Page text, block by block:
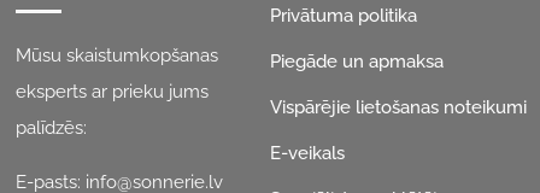
konsultācija?
Mūsu skaistumkopšanas
eksperts ar prieku jums
palīdzēs:
Privātuma politika
Piegāde un apmaksa
Vispārējie lietošanas noteikumi